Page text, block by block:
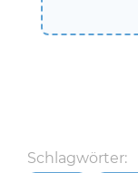
Schlagwörter: